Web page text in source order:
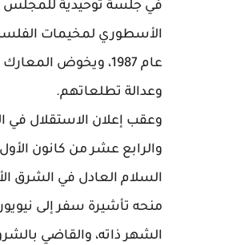
في جلسة توحيدية للمجلس
الأسطوري لمخيمات
عام 1987، ويخوض
وعدالة تطلعاتهم.
والرابع عشر من كانون
السلام العادل في الشرق
الشهر ذاته، والقاضي بالشروع